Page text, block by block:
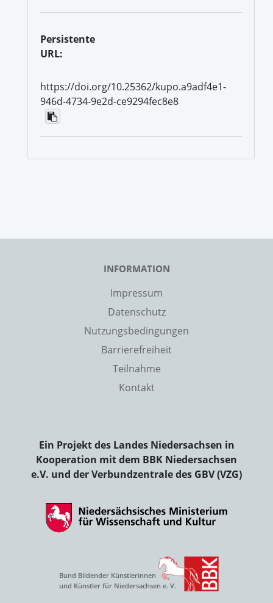
Persistente
URL:
https://doi.org/10.25362/kupo.a9adf4e1-
946d-4734-9e2d-ce9294fec8e8
INFORMATION
Impressum
Datenschutz
Nutzungsbedingungen
Barrierefreiheit
Teilnahme
Kontakt
Ein Projekt des Landes Niedersachsen in
Kooperation mit dem BBK Niedersachsen
e.V. und der Verbundzentrale des GBV (VZG)
Bund Bildender Künstlerinnen
und Künstler für Niedersachsen e. V.